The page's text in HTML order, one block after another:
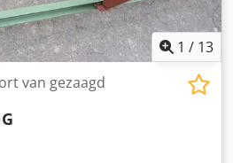
1 / 13
van gezaagd